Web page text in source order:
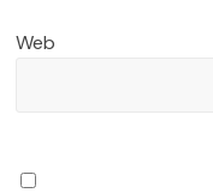
Web